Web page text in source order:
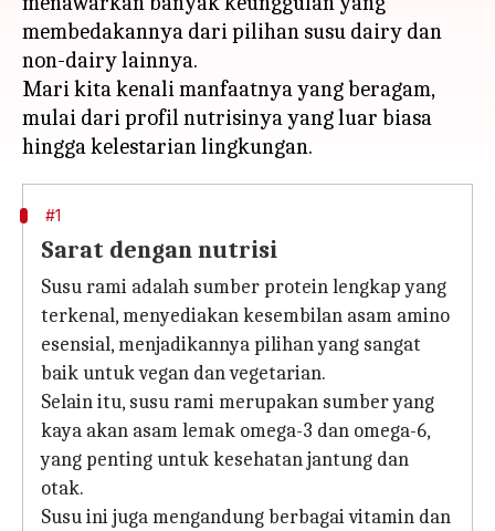
membedakannya dari pilihan susu dairy dan
non-dairy lainnya.
Mari kita kenali manfaatnya yang beragam,
mulai dari profil nutrisinya yang luar biasa
#1
Sarat dengan nutrisi
Susu rami adalah sumber protein lengkap yang
terkenal, menyediakan kesembilan asam amino
esensial, menjadikannya pilihan yang sangat
baik untuk vegan dan vegetarian.
Selain itu, susu rami merupakan sumber yang
kaya akan asam lemak omega-3 dan omega-6,
yang penting untuk kesehatan jantung dan
otak.
Susu ini juga mengandung berbagai vitamin dan